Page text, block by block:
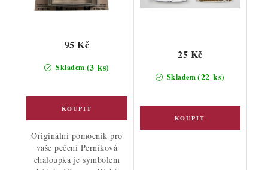
Skladem (3 ks)
95 Kč
Originální pomocník pro
vaše pečení Perníková
chaloupka je symbolem
Skladem(22 ks)
25 Kč